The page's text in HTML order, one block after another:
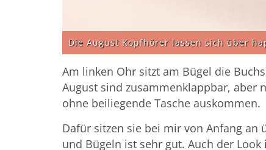
Die August Kopfhörer lassen sich über
Am linken Ohr sitzt am Bügel die
August sind zusammenklappbar, aber
ohne beiliegende Tasche auskommen.
Dafür sitzen sie bei mir von Anfang an
und Bügeln ist sehr gut. Auch der